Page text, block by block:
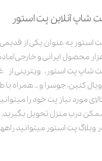
شاپ آنلاین پت استور
محصول ایرانی و خارجی
شاپ پت استور، ویترینی از
کنین، جوسرا و .. همراه
مورد نیاز پت خود را
درب منزل تحویل
وبلاگ پت استور میتوانید